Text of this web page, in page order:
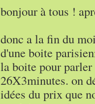
bonjour à tous !
donc a la fin du
d'une boite
la boite pour
26X3minutes. on
idées du prix que